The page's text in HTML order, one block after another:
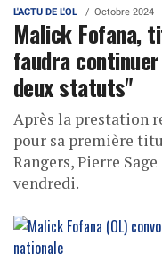
L'ACTU DE L'OL Octobre 2024
Malick Fofana,
faudra
deux statuts"
Après la prestation
pour sa première
Rangers, Pierre
vendredi.